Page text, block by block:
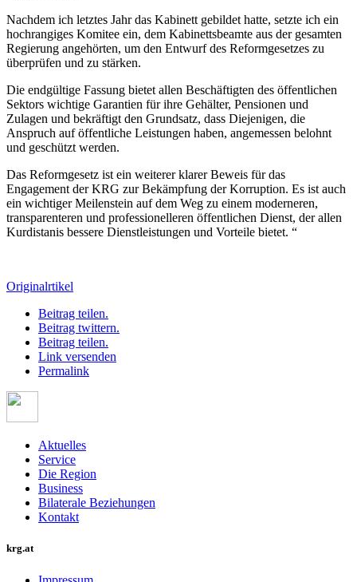
Nachdem ich letztes Jahr das Kabinett gebildet hatte, setzte ich ein
hochrangiges Komitee ein, dem Kabinettsbeamte aus der gesamten
Regierung angehörten, um den Entwurf des Reformgesetzes zu
überprüfen und zu stärken.
Die endgültige Fassung bietet allen Beschäftigten des öffentlichen
Sektors wichtige Garantien für ihre Gehälter, Pensionen und
Zulagen und bekräftigt den Grundsatz, dass Diejenigen, die
Anspruch auf öffentliche Leistungen haben, angemessen belohnt
und geschützt werden.
Das Reformgesetz ist ein weiterer klarer Beweis für das
Engagement der KRG zur Bekämpfung der Korruption. Es ist auch
ein wichtiger Meilenstein auf dem Weg zu einem moderneren,
transparenteren und professionelleren öffentlichen Dienst, der allen
Kurdistanis bessere Dienstleistungen und Vorteile bietet. “
Originalrtikel
Beitrag teilen.
Beitrag twittern.
Beitrag teilen.
Link versenden
Permalink
Aktuelles
Service
Die Region
Business
Bilaterale Beziehungen
Kontakt
krg.at